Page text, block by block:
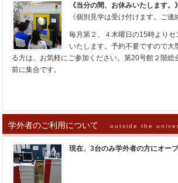
《当分の間、お休みいたします。》
《個別見学は受け付けます。ご連
毎月第２、４木曜日の15時より
いたします。予約不要ですので大
る方は、お気軽にご参加ください。第20号館２階総
前に集合です。
学外者のご利用について outside the
現在、3台のみ学外者の方にオー